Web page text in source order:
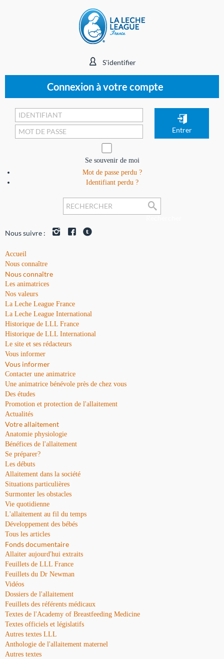
S'identifier
Connexion à votre compte
Se souvenir de moi
Mot de passe perdu ?
Identifiant perdu ?
Nous suivre :
Accueil
Nous connaître
Nous connaître
Les animatrices
Nos valeurs
La Leche League France
La Leche League International
Historique de LLL France
Historique de LLL International
Le site et ses rédacteurs
Vous informer
Vous informer
Contacter une animatrice
Une animatrice bénévole près de chez vous
Des études
Promotion et protection de l'allaitement
Actualités
Votre allaitement
Anatomie physiologie
Bénéfices de l'allaitement
Se préparer?
Les débuts
Allaitement dans la société
Situations particulières
Surmonter les obstacles
Vie quotidienne
L'allaitement au fil du temps
Développement des bébés
Tous les articles
Fonds documentaire
Allaiter aujourd'hui extraits
Feuillets de LLL France
Feuillets du Dr Newman
Vidéos
Dossiers de l'allaitement
Feuillets des référents médicaux
Textes de l'Academy of Breastfeeding Medicine
Textes officiels et législatifs
Autres textes LLL
Anthologie de l'allaitement maternel
Autres textes